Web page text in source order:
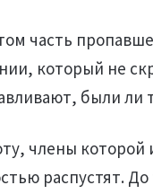
часть
который не
были ли
члены
распустят.